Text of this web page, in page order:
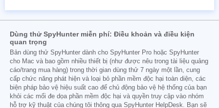
Dùng thử SpyHunter miễn phí: Điều khoản và điều kiện
quan trọng
Bản dùng thử SpyHunter dành cho SpyHunter Pro hoặc SpyHunter
cho Mac và bao gồm nhiều thiết bị (như được nêu trong tài liệu quảng
cáo/trang mua hàng) trong thời gian dùng thử 7 ngày một lần, cung
cấp chức năng phát hiện và loại bỏ phần mềm độc hại toàn diện, các
biện pháp bảo vệ hiệu suất cao để chủ động bảo vệ hệ thống của bạn
khỏi các mối đe dọa phần mềm độc hại và quyền truy cập vào nhóm
hỗ trợ kỹ thuật của chúng tôi thông qua SpyHunter HelpDesk. Bạn sẽ